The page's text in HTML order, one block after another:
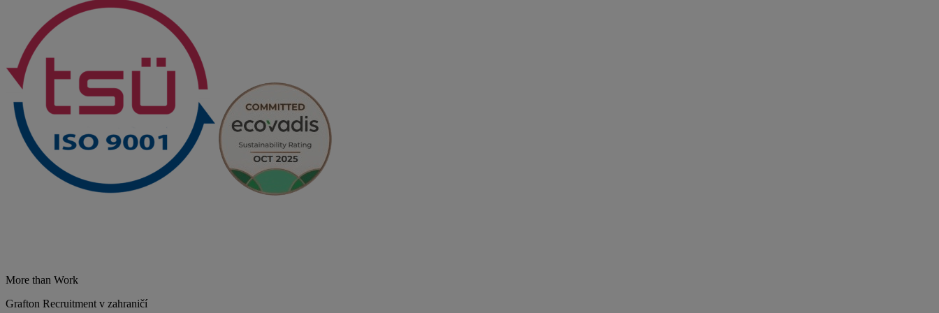
More than Work
Grafton Recruitment v zahraničí